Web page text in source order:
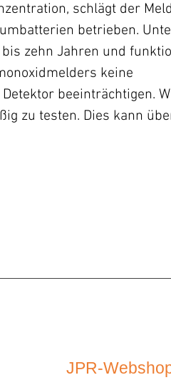
schlägt der
betrieben.
zehn Jahren und
keine
beeinträchtigen.
zu testen. Dies kann
JPR-